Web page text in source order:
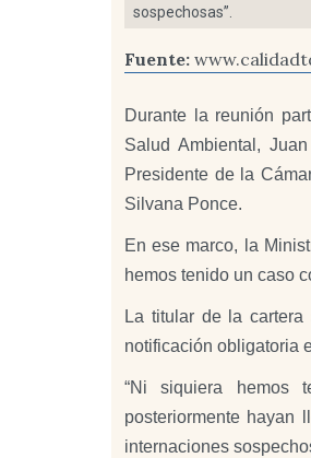
sospechosas”.
Fuente:
Durante la reunión
Salud Ambiental,
Presidente de la
Silvana Ponce.
En ese marco, la
hemos tenido un caso
La titular de la
notificación obligatoria
“Ni siquiera hemos
posteriormente hayan
internaciones